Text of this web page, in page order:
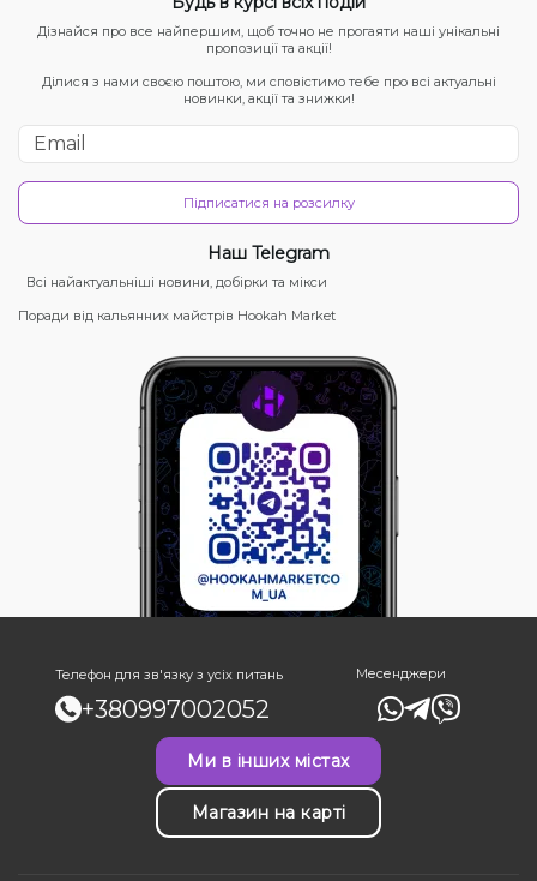
Дізнайся про все найпершим, щоб точно не прогаяти наші унікальні
пропозиції та акції!
Ділися з нами своєю поштою, ми сповістимо тебе про всі актуальні
новинки, акції та знижки!
Підписатися на розсилку
Наш Telegram
Всі найактуальніші новини, добірки та мікси
Поради від кальянних майстрів Hookah Market
Телефон для зв'язку з усіх питань
+380997002052
Месенджери
Ми в інших містах
Магазин на карті